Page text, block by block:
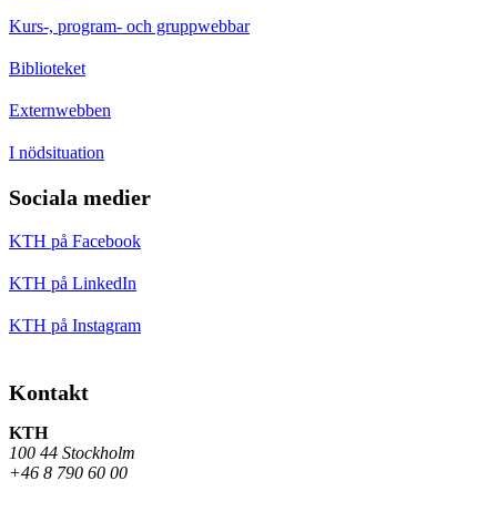
Kurs-, program- och gruppwebbar
Biblioteket
Externwebben
I nödsituation
Sociala medier
KTH på Facebook
KTH på LinkedIn
KTH på Instagram
Kontakt
KTH
100 44 Stockholm
+46 8 790 60 00